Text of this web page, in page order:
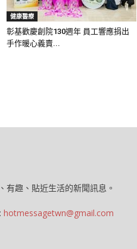
健康醫療
彰基歡慶創院130週年 員工響應捐出
手作暖心義賣...
有趣、貼近生活的新聞訊息。
hotmessagetwn@gmail.com